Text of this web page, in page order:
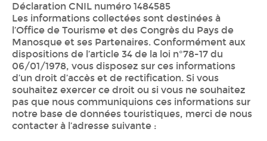
Déclaration CNIL numéro 1484585
Les informations collectées sont destinées à
l’Office de Tourisme et des Congrès du Pays de
Manosque et ses Partenaires. Conformément aux
dispositions de l’article 34 de la loi n°78-17 du
06/01/1978, vous disposez sur ces informations
d’un droit d’accès et de rectification. Si vous
souhaitez exercer ce droit ou si vous ne souhaitez
pas que nous communiquions ces informations sur
notre base de données touristiques, merci de nous
contacter à l’adresse suivante :